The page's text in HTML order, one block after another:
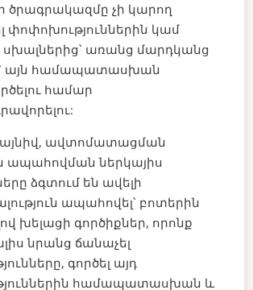
ծրագրակազմը չի կարող
փոփոխություններին կամ
սխալներից՝ առանց մարդկանց
այն համապատասխան
համար
ավտոմատացման
ապահովման ներկայիս
ձգտում են ավելի
ապահովել՝ բոտերին
խելացի գործիքներ, որոնք
նրանց ճանաչել
գործել այդ
համապատասխան և